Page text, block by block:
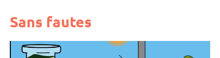
Sans fautes